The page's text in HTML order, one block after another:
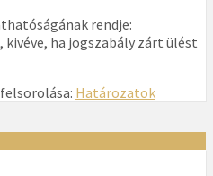
rendje:
ha jogszabály zárt ülést
Határozatok